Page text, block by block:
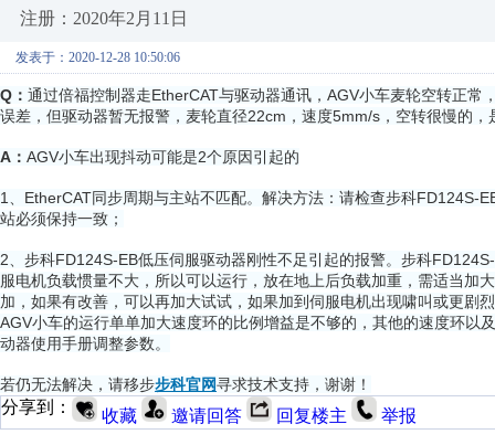
注册：2020年2月11日
发表于：2020-12-28 10:50:06
Q： 通过倍福控制器走EtherCAT与驱动器通讯，AGV小车麦轮空转正
误差，但驱动器暂无报警，麦轮直径22cm，速度5mm/s，空转很慢的
A： AGV小车出现抖动可能是2个原因引起的
1、EtherCAT同步周期与主站不匹配。解决方法：请检查步科FD124S-
站必须保持一致；
2、步科FD124S-EB低压伺服驱动器刚性不足引起的报警。步科
服电机负载惯量不大，所以可以运行，放在地上后负载加重，需适当加
加，如果有改善，可以再加大试试，如果加到伺服电机出现啸叫或更剧
AGV小车的运行单单加大速度环的比例增益是不够的，其他的速度环
动器使用手册调整参数。
若仍无法解决，请移步步科官网寻求技术支持，谢谢！
分享到： 收藏 邀请回答 回复楼主 举报